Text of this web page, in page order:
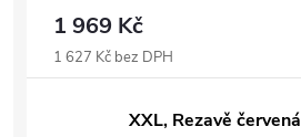
1 969 Kč
1 627 Kč bez DPH
XXL, Rezavě červená